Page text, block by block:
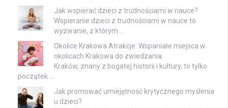
Jak wspierać dzieci z trudnościami w nauce?
Wspieranie dzieci z trudnościami w nauce to
wyzwanie, z którym …
Okolice Krakowa Atrakcje: Wspaniałe miejsca w
okolicach Krakowa do zwiedzania.
Kraków, znany z bogatej historii i kultury, to tylko
początek …
Jak promować umiejętność krytycznego myślenia
u dzieci?